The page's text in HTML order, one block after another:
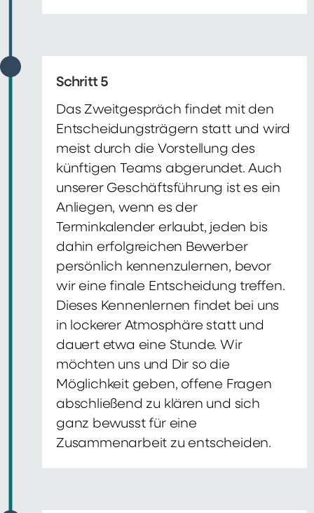
Schritt 5
Das Zweitgespräch findet mit den
Entscheidungsträgern statt und wird
meist durch die Vorstellung des
künftigen Teams abgerundet. Auch
unserer Geschäftsführung ist es ein
Anliegen, wenn es der
Terminkalender erlaubt, jeden bis
dahin erfolgreichen Bewerber
persönlich kennenzulernen, bevor
wir eine finale Entscheidung treffen.
Dieses Kennenlernen findet bei uns
in lockerer Atmosphäre statt und
dauert etwa eine Stunde. Wir
möchten uns und Dir so die
Möglichkeit geben, offene Fragen
abschließend zu klären und sich
ganz bewusst für eine
Zusammenarbeit zu entscheiden.